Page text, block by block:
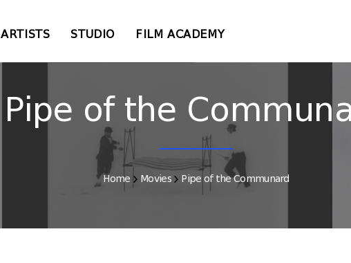
ARTISTS STUDIO FILM ACADEMY
Pipe of the
Home Movies Pipe of the Communard